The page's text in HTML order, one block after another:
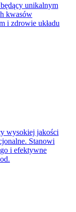
unikalnym
kwasów
i zdrowie układu
wysokiej jakości
Stanowi
i efektywne